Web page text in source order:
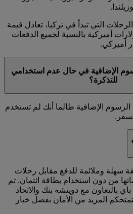
التي تبدأ في تركيا، تعادل قيمة
الإضافية 5 دولارات أميركية بالنسبة لجميع الدفعات
الإضافية في حال عدم استخدامي
للتذكرة؟
الإضافية طالما أنك لم تستخدم
سهلة وملائمة للدفع مقابل رحلات
من دون استخدام بطاقة ائتمان. تم
بالتعاون مع دويتشه بنك والاتحاد
المزيد من الأمان بفضل خيار